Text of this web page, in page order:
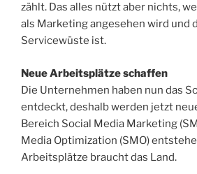
zählt. Das alles nützt aber nichts,
als Marketing angesehen wird und
Servicewüste ist.
Neue Arbeitsplätze schaffen
Die Unternehmen haben nun das
entdeckt, deshalb werden jetzt
Bereich Social Media Marketing
Media Optimization (SMO)
Arbeitsplätze braucht das Land.